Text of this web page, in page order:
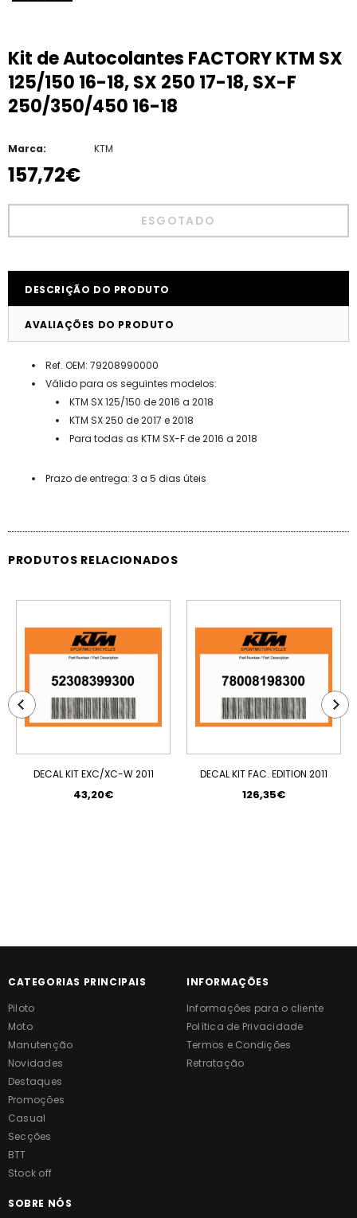
Kit de Autocolantes FACTORY KTM SX
125/150 16-18, SX 250 17-18, SX-F
250/350/450 16-18
Marca: KTM
157,72€
DESCRIÇÃO DO PRODUTO
AVALIAÇÕES DO PRODUTO
Ref. OEM: 79208990000
Válido para os seguintes modelos:
KTM SX 125/150 de 2016 a 2018
KTM SX 250 de 2017 e 2018
Para todas as KTM SX-F de 2016 a 2018
Prazo de entrega: 3 a 5 dias úteis
PRODUTOS RELACIONADOS
DECAL KIT EXC/XC-W 2011
43,20€
DECAL KIT FAC. EDITION 2011
126,35€
CATEGORIAS PRINCIPAIS
Piloto
Moto
Manutenção
Novidades
Destaques
Promoções
Casual
Secções
BTT
Stock off
INFORMAÇÕES
Informações para o cliente
Política de Privacidade
Termos e Condições
Retratação
SOBRE NÓS